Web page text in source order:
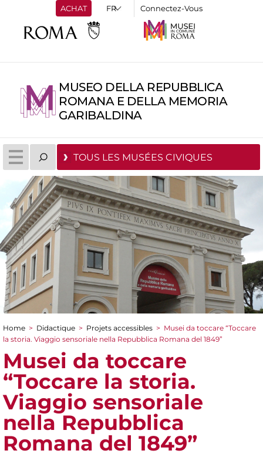
ACHAT Connectez-Vous
MUSEO DELLA REPUBBLICA
ROMANA E DELLA MEMORIA
GARIBALDINA
TOUS LES MUSÉES CIVIQUES
You are here
Home > Didactique > Projets accessibles > Musei da toccare “Toccare
la storia. Viaggio sensoriale nella Repubblica Romana del 1849”
Musei da toccare
“Toccare la storia.
Viaggio sensoriale
nella Repubblica
Romana del 1849”